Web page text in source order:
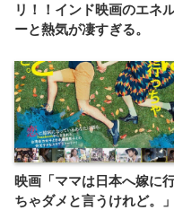
リ！！インド映画のエネ
ーと熱気が凄すぎる。
映画「ママは日本へ嫁に
ちゃダメと言うけれど。